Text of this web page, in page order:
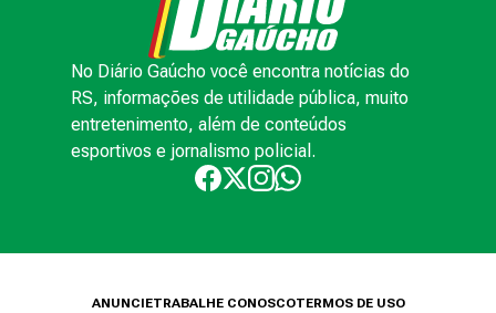
No Diário Gaúcho você encontra notícias do
RS, informações de utilidade pública, muito
entretenimento, além de conteúdos
esportivos e jornalismo policial.
ANUNCIETRABALHE CONOSCOTERMOS DE USO